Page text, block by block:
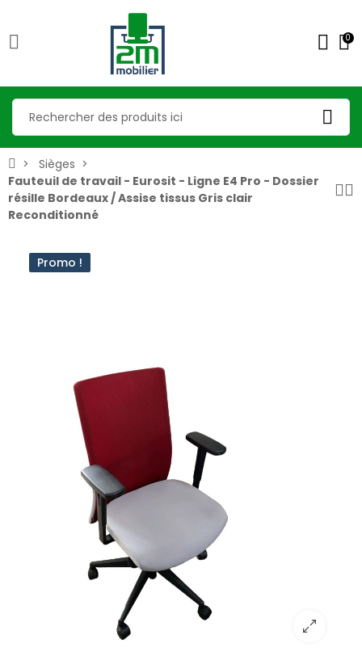
0
Sièges
Fauteuil de travail - Eurosit - Ligne E4 Pro - Dossier
résille Bordeaux / Assise tissus Gris clair
Reconditionné
Promo !